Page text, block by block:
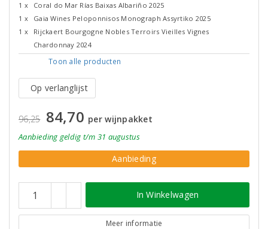
1 x
Coral do Mar Rías Baixas Albariño 2025
1 x
Gaia Wines Peloponnisos Monograph Assyrtiko 2025
1 x
Rijckaert Bourgogne Nobles Terroirs Vieilles Vignes
Chardonnay 2024
Toon alle producten
Op verlanglijst
96,25 84,70 per wijnpakket
Aanbieding geldig t/m 31 augustus
Aanbieding
In Winkelwagen
Meer informatie